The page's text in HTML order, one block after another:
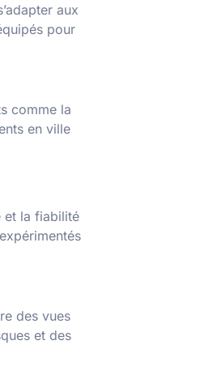
aux
pour
comme la
en ville
et la fiabilité
des vues
et des